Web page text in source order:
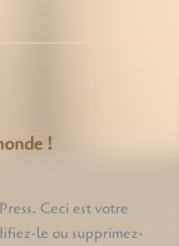
!
Ceci est votre
le ou supprimez-